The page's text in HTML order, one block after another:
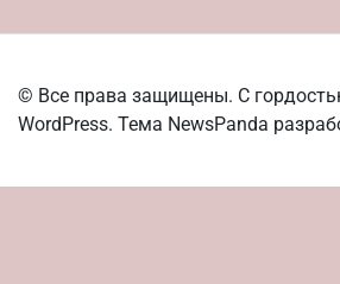
© Все права защищены. С
WordPress. Тема NewsPanda